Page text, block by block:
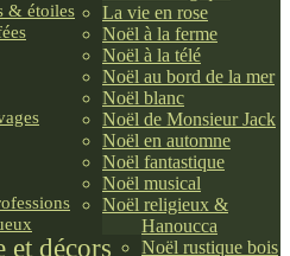
& étoiles
et décors
La vie en rose
Noël à la ferme
Noël à la télé
Noël au bord de la mer
Noël blanc
Noël de Monsieur Jack
Noël en automne
Noël fantastique
Noël musical
Noël religieux &
Hanoucca
Noël rustique bois